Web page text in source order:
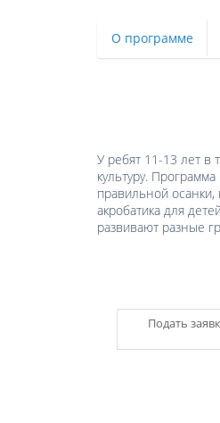
О программе
У ребят 11-13 лет в
культуру.
правильной
акробатика для
развивают разные
Подать